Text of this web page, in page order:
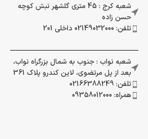
شعبه کرج : 45 متری گلشهر نبش کوچه
حسن زاده
تلفن: 02149032000 داخلی 201
شعبه نواب : جنوب به شمال بزرگراه نواب،
بعد از پل مرتضوی، لاین کندرو پلاک 361
تلفن: 02166388249
همراه: 09358012000